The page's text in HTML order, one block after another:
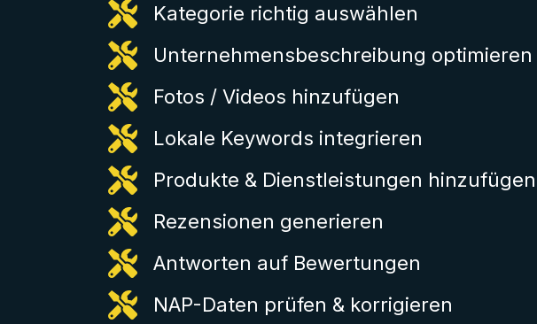
Kategorie richtig auswählen
Unternehmensbeschreibung optimieren
Fotos / Videos hinzufügen
Lokale Keywords integrieren
Produkte & Dienstleistungen hinzufügen
Rezensionen generieren
Antworten auf Bewertungen
NAP-Daten prüfen & korrigieren